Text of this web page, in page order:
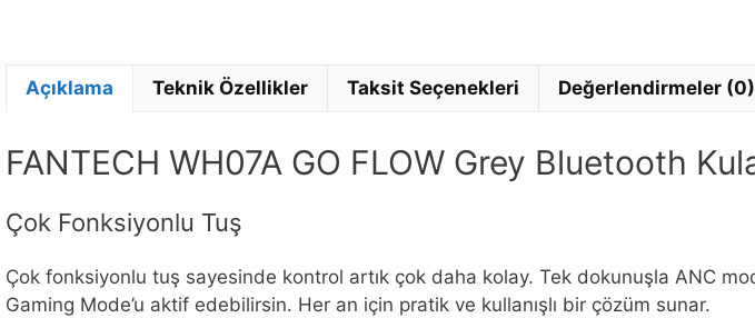
Açıklama Teknik Özellikler Taksit Seçenekleri Değerlendirmeler (0)
FANTECH WH07A GO FLOW Grey Bluetooth
Çok Fonksiyonlu Tuş
Çok fonksiyonlu tuş sayesinde kontrol artık çok daha kolay. Tek dokunuşla ANC
Gaming Mode’u aktif edebilirsin. Her an için pratik ve kullanışlı bir çözüm sunar.